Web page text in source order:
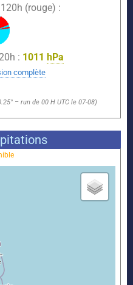
(rouge) :
: 1011 hPa
complète
– run de 00 H UTC le 07-08)